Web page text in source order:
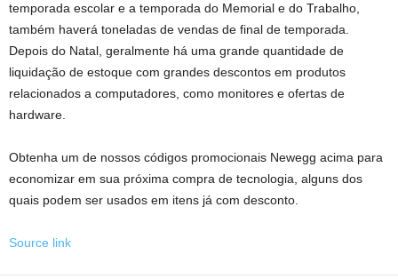
temporada escolar e a temporada do Memorial e do Trabalho,
também haverá toneladas de vendas de final de temporada.
Depois do Natal, geralmente há uma grande quantidade de
liquidação de estoque com grandes descontos em produtos
relacionados a computadores, como monitores e ofertas de
hardware.
Obtenha um de nossos códigos promocionais Newegg acima para
economizar em sua próxima compra de tecnologia, alguns dos
quais podem ser usados ​​em itens já com desconto.
Source link